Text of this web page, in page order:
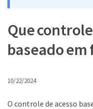
Que
baseado em
10/22/2024
O controle de acesso